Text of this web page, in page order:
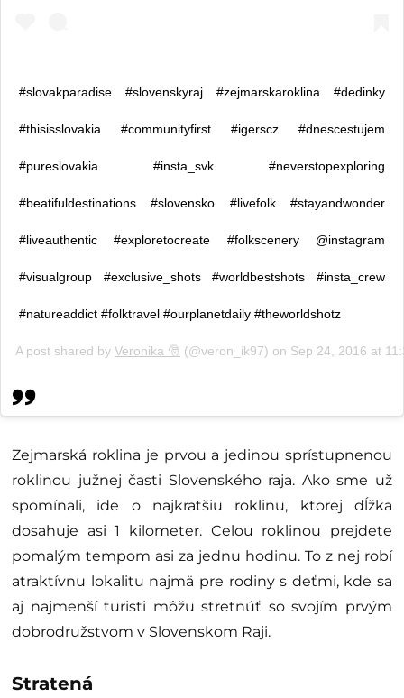
#slovakparadise #slovenskyraj #zejmarskaroklina #dedinky
#thisisslovakia #communityfirst #igerscz #dnescestujem
#pureslovakia #insta_svk #neverstopexploring
#beatifuldestinations #slovensko #livefolk #stayandwonder
#liveauthentic #exploretocreate #folkscenery @instagram
#visualgroup #exclusive_shots #worldbestshots #insta_crew
#natureaddict #folktravel #ourplanetdaily #theworldshotz
A post shared by Veronika 🎅 (@veron_ik97) on Sep 24, 2016 at
Zejmarská roklina je prvou a jedinou sprístupnenou
roklinou južnej časti Slovenského raja. Ako sme už
spomínali, ide o najkratšiu roklinu, ktorej dĺžka
dosahuje asi 1 kilometer. Celou roklinou prejdete
pomalým tempom asi za jednu hodinu. To z nej robí
atraktívnu lokalitu najmä pre rodiny s deťmi, kde sa
aj najmenší turisti môžu stretnúť so svojím prvým
dobrodružstvom v Slovenskom Raji.
Stratená